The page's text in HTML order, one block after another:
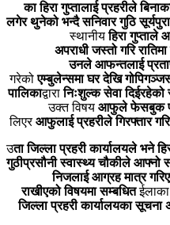
का हिरा गुप्तालाई प्रहरीले
लगेर थुनेको भन्दै सनिवार गुठि सूर्यपुरा
स्थानीयहिरा गुप्ताले
अपराधी जस्तो गरि रातिमा
उनले आफन्तलाई
गरेकोएम्बुलेन्समा घर देखि
पालिकाद्वारानिःशुल्क सेवा दिईरहेको
उक्त विषय आफुले फेसबुक
लिएरआफुलाई प्रहरीले गिरफ्तार गरि
उता जिल्ला प्रहरी कार्यालयले भने
गुठीप्रसौनी स्वास्थ्य चौकीले आफ्नो
निजलाई आग्रह मात्र
राखीएको विषयमा सम्बधित
जिल्ला प्रहरी कार्यालयका सूचना